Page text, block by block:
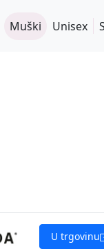
Muški Unisex
U trgovinu